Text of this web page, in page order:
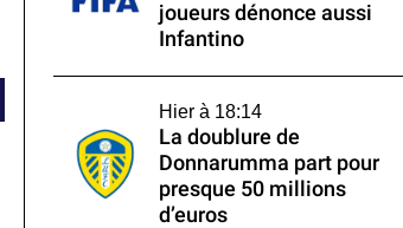
joueurs dénonce aussi
Infantino
Hier à 18:14
La doublure de
Donnarumma part pour
presque 50 millions
d’euros